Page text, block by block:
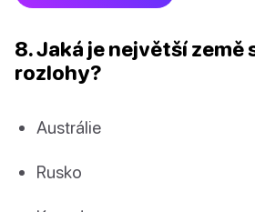
8. Jaká je největší země
rozlohy?
Austrálie
Rusko